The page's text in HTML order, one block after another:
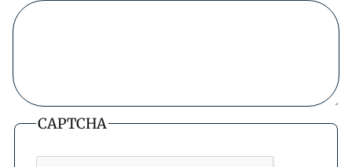
CAPTCHA